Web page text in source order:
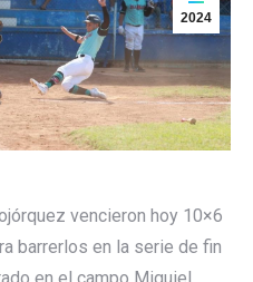
2024
vencieron hoy 10×6
barrerlos en la serie de fin